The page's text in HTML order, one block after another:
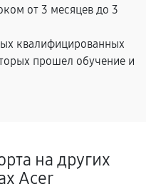
от 3 месяцев до 3
квалифицированных
прошел обучение и
на других
Acer